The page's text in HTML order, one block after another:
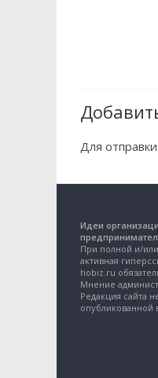
Для
Идеи
При полной и/
активная
hobiz.ru
Мнение
Редакция сайта
опубликованной